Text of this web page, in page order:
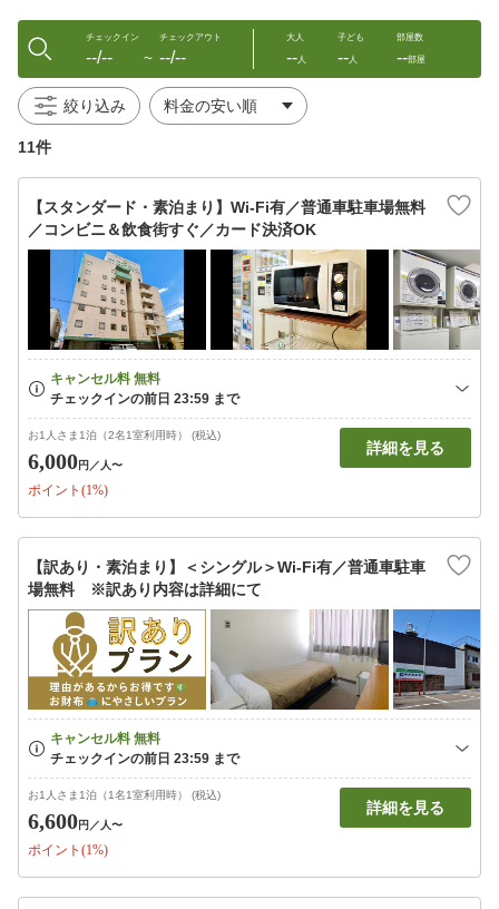
チェックイン
--/-- 〜
チェックアウト
--/--
大人
--人
子ども
--人
部屋数
--部屋
絞り込み
11件
【スタンダード・素泊まり】Wi-Fi有／普通車駐車場無料
／コンビニ＆飲食街すぐ／カード決済OK
お1人さま1泊（2名1室利用時） (税込)
6,000円 ／人〜
ポイント(1%)
詳細を見る
【訳あり・素泊まり】＜シングル＞Wi-Fi有／普通車駐車
場無料 ※訳あり内容は詳細にて
お1人さま1泊（1名1室利用時） (税込)
6,600円 ／人〜
ポイント(1%)
詳細を見る